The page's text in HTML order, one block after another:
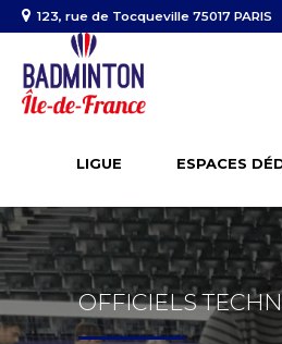
123, rue de Tocqueville 75017 PARIS
LIGUE ESPACES
OFFICIELS